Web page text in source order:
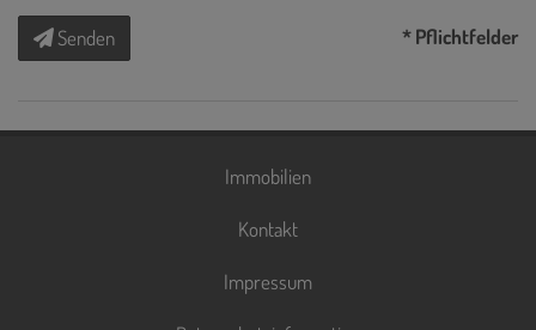
Senden * Pflichtfelder
Immobilien
Kontakt
Impressum